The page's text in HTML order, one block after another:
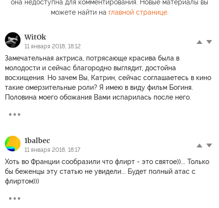
она недоступна для комментирования. Новые материалы вы
можете найти на главной странице.
WitOk
11 января 2018, 18:12
Замечательная актриса, потрясающе красива была в
молодости и сейчас благородно выглядит, достойна
восхищения. Но зачем Вы, Катрин, сейчас соглашаетесь в кино
такие омерзительные роли? Я имею в виду фильм Богиня.
Половина моего обожания Вами испарилась после него.
1balbec
11 января 2018, 18:17
Хоть во Франции сообразили что флирт - это святое))... Только
бы беженцы эту статью не увидели... Будет полный атас с
флиртом)))